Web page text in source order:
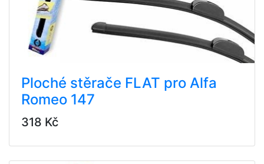
Ploché stěrače FLAT pro Alfa
Romeo 147
318 Kč